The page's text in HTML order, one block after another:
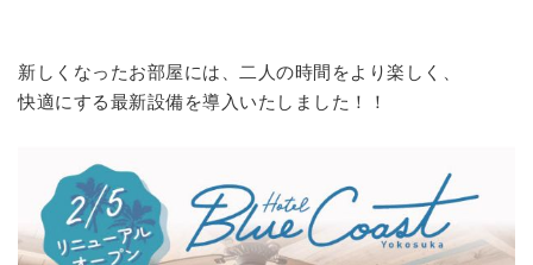
新しくなったお部屋には、二人の時間をより楽しく、
快適にする最新設備を導入いたしました！！